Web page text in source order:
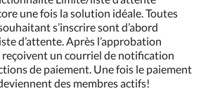
une fois la solution idéale. Toutes
s’inscrire sont d’abord
d’attente. Après l’approbation
reçoivent un courriel de notification
de paiement. Une fois le paiement
des membres actifs!